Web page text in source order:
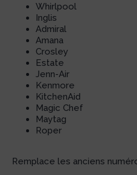
Whirlpool
Inglis
Admiral
Amana
Crosley
Estate
Jenn-Air
Kenmore
KitchenAid
Magic Chef
Maytag
Roper
Remplace les anciens